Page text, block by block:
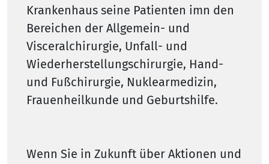
Krankenhaus seine Patienten imn den
Bereichen der Allgemein- und
Visceralchirurgie, Unfall- und
Wiederherstellungschirurgie, Hand-
und Fußchirurgie, Nuklearmedizin,
Frauenheilkunde und Geburtshilfe.
Wenn Sie in Zukunft über Aktionen und